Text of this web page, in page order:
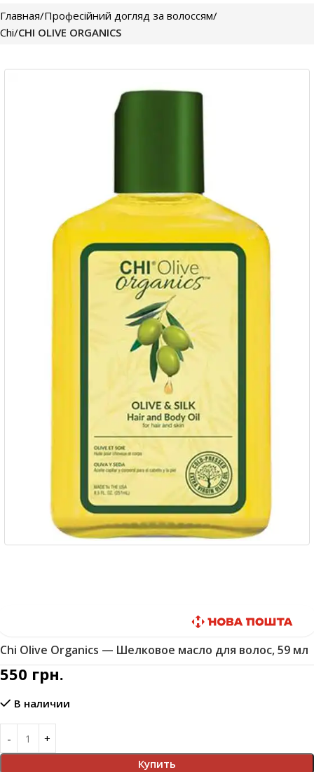
Главная Професійний догляд за волоссям
Chi CHI OLIVE ORGANICS
Chi Olive Organics — Шелковое масло для волос, 59 мл
550 грн.
В наличии
Купить